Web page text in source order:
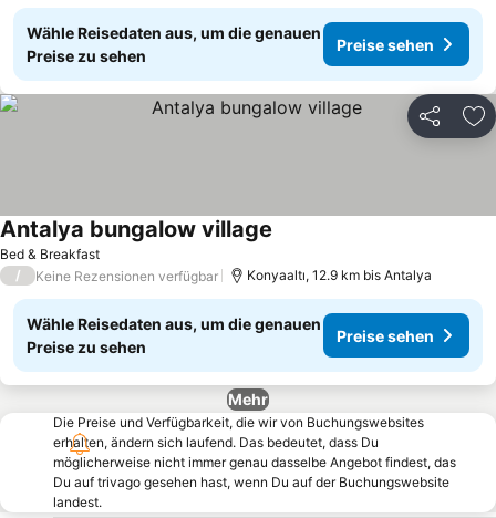
Wähle Reisedaten aus, um die genauen
Preise zu sehen
Preise sehen
Teilen
Bed & Breakfast
Antalya bungalow village
/ Keine Rezensionen verfügbar Konyaaltı, 12.9 km bis Antalya
Wähle Reisedaten aus, um die genauen
Preise zu sehen
Preise sehen
Mehr
Die Preise und Verfügbarkeit, die wir von Buchungswebsites
erhalten, ändern sich laufend. Das bedeutet, dass Du
möglicherweise nicht immer genau dasselbe Angebot findest, das
Du auf trivago gesehen hast, wenn Du auf der Buchungswebsite
landest.